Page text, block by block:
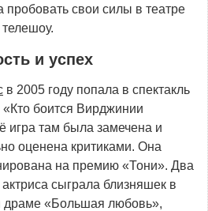
пробовать свои силы в театре
и успех
в 2005 году попала в спектакль
боится Вирджинии
игра там была замечена и
оценена критиками. Она
на премию «Тони». Два
актриса сыграла близняшек в
драме «Большая любовь»,